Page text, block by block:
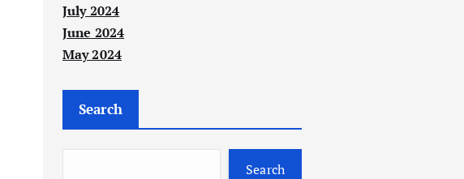
July 2024
June 2024
May 2024
Search
Search